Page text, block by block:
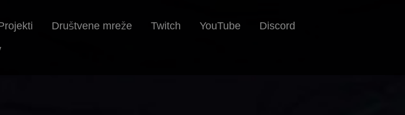
Društvene mreže Twitch YouTube Discord